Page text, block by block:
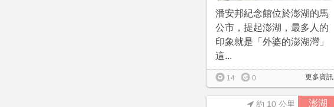
潘安邦紀念館位於澎湖的馬
公市，提起澎湖，最多人的
印象就是「外婆的澎湖灣」
這...
更多資訊
14 0
澎湖
約 10 公里